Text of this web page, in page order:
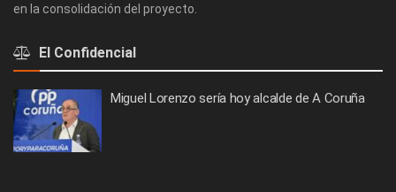
en la consolidación del proyecto.
El Confidencial
Miguel Lorenzo sería hoy alcalde de A Coruña